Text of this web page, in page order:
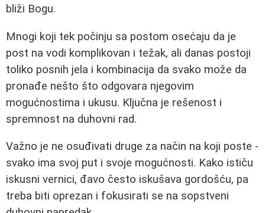
bliži Bogu.
Mnogi koji tek počinju sa postom osećaju da je
post na vodi komplikovan i težak, ali danas postoji
toliko posnih jela i kombinacija da svako može da
pronađe nešto što odgovara njegovim
mogućnostima i ukusu. Ključna je rešenost i
spremnost na duhovni rad.
Važno je ne osuđivati druge za način na koji poste -
svako ima svoj put i svoje mogućnosti. Kako ističu
iskusni vernici, đavo često iskušava gordošću, pa
treba biti oprezan i fokusirati se na sopstveni